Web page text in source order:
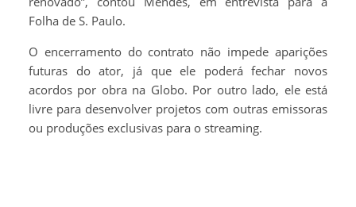
Folha de S. Paulo.
O encerramento do contrato não impede aparições
futuras do ator, já que ele poderá fechar novos
acordos por obra na Globo. Por outro lado, ele está
livre para desenvolver projetos com outras emissoras
ou produções exclusivas para o streaming.